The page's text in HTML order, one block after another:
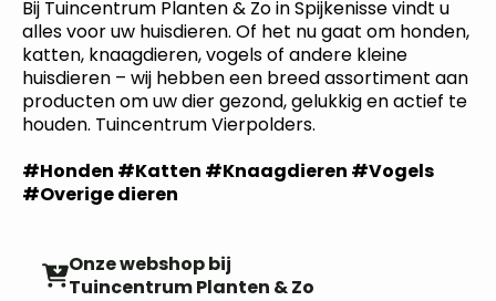
Bij Tuincentrum Planten & Zo in Spijkenisse vindt u
alles voor uw huisdieren. Of het nu gaat om honden,
katten, knaagdieren, vogels of andere kleine
huisdieren – wij hebben een breed assortiment aan
producten om uw dier gezond, gelukkig en actief te
houden. Tuincentrum Vierpolders.
#Honden #Katten #Knaagdieren #Vogels
#Overige dieren
Onze webshop bij
Tuincentrum Planten & Zo